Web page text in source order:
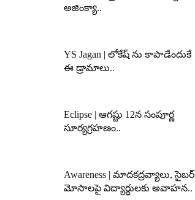
అజింక్యా..
YS Jagan | లోకేష్ ను కాపాడేందుకే
ఈ డ్రామాలు..
Eclipse | ఆగష్టు 12న సంపూర్ణ
సూర్యగ్రహణం..
Awareness | మాదకద్రవ్యాలు, సైబర్
మోసాలపై విద్యార్థులకు అవాహన..